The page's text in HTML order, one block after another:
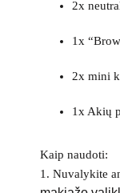
2x
1x
2x mini
1x Akių
Kaip naudoti:
1. Nuvalykite